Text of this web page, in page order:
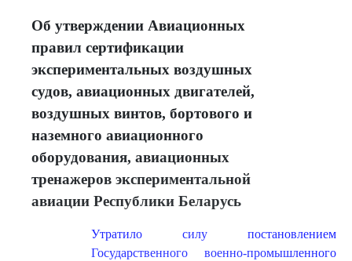
Об утверждении Авиационных
правил сертификации
экспериментальных воздушных
судов, авиационных двигателей,
воздушных винтов, бортового и
наземного авиационного
оборудования, авиационных
тренажеров экспериментальной
авиации Республики Беларусь
Утратило силу постановлением
Государственного военно-промышленного